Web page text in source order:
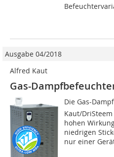
Ausgabe 04/2018
Alfred Kaut
Gas-
Die Gas-
Kaut/
hohen
niedrigen
nur einer